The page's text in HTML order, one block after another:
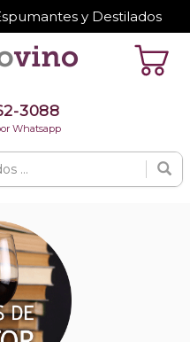
y Destilados
3088
Whatsapp